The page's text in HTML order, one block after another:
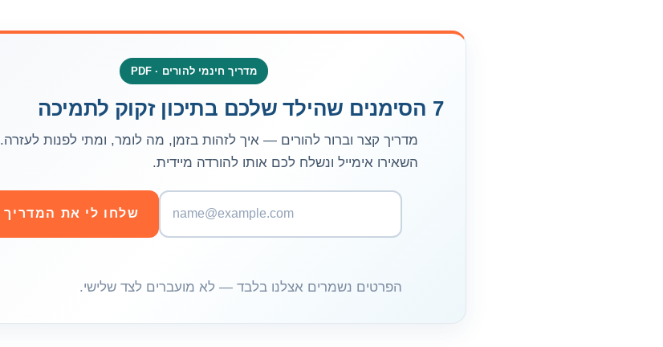
מדריך חינמי להורים · PDF
7 הסימנים שהילד שלכם בתיכון זקוק לתמיכה
מדריך קצר וברור להורים — איך לזהות בזמן, מה לומר, ומתי לפנות לעזרה.
השאירו אימייל ונשלח לכם אותו להורדה מיידית.
ת
שלחו לי את המדריך
הפרטים נשמרים אצלנו בלבד — לא מועברים לצד שלישי.